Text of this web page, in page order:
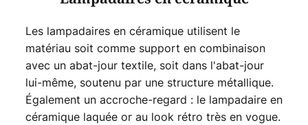
Les lampadaires en céramique utilisent le
matériau soit comme support en combinaison
avec un abat-jour textile, soit dans l'abat-jour
lui-même, soutenu par une structure métallique.
Également un accroche-regard : le lampadaire en
céramique laquée or au look rétro très en vogue.